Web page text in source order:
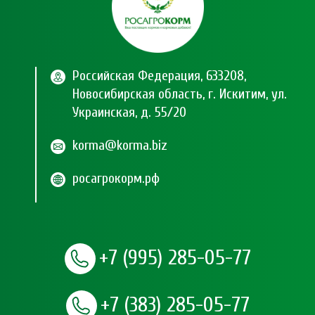
Российская Федерация, 633208,
Новосибирская область, г. Искитим, ул.
Украинская, д. 55/20
korma@korma.biz
росагрокорм.рф
+7 (995) 285-05-77
+7 (383) 285-05-77